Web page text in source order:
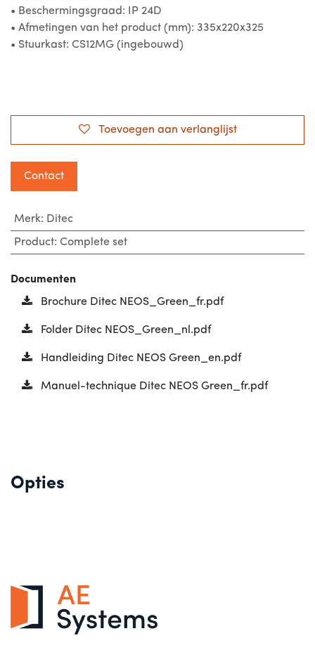
• Beschermingsgraad: IP 24D
• Afmetingen van het product (mm): 335x220x325
• Stuurkast: CS12MG (ingebouwd)
Toevoegen aan verlanglijst
Contact
Merk: Ditec
Product: Complete set
Documenten
Brochure Ditec NEOS_Green_fr.pdf
Folder Ditec NEOS_Green_nl.pdf
Handleiding Ditec NEOS Green_en.pdf
Manuel-technique Ditec NEOS Green_fr.pdf
Opties